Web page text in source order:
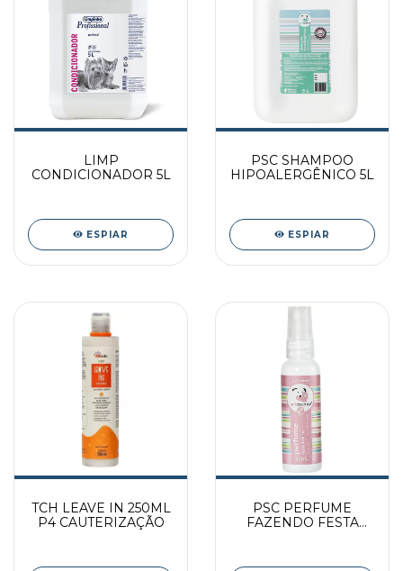
LIMP
CONDICIONADOR 5L
ESPIAR
PSC SHAMPOO
HIPOALERGÊNICO 5L
ESPIAR
TCH LEAVE IN 250ML
P4 CAUTERIZAÇÃO
PSC PERFUME
FAZENDO FESTA